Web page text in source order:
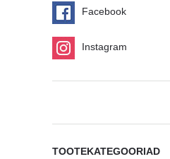
Facebook
Instagram
TOOTEKATEGOORIAD